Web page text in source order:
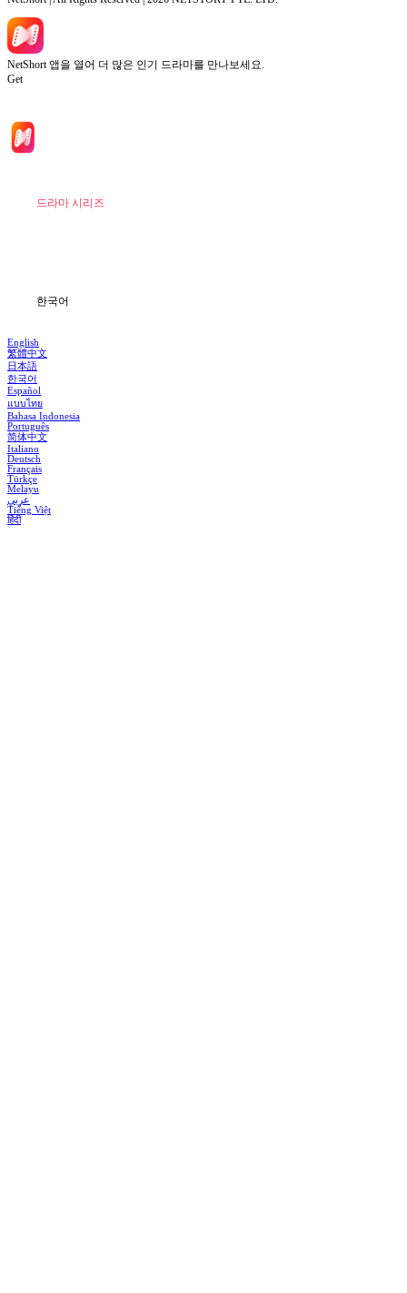
NetShort 앱을 열어 더 많은 인기 드라마를 만나보세요.
Get
드라마 시리즈
한국어
English
繁體中文
日本語
한국어
Español
แบบไทย
Bahasa Indonesia
Português
简体中文
Italiano
Deutsch
Français
Türkçe
Melayu
عربي
Tiếng Việt
हिंदी